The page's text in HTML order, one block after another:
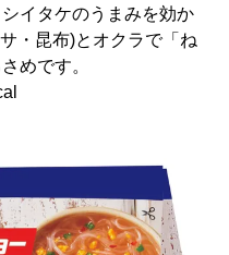
イタケのうまみを効か
・昆布)とオクラで「ね
めです。